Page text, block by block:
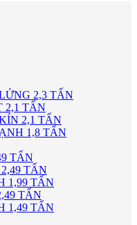
2,3 TẤN
2,1 TẤN
2,1 TẤN
1,8 TẤN
TẤN
TẤN
1,99 TẤN
TẤN
1,49 TẤN